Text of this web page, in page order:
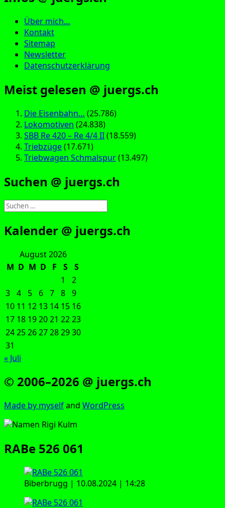
Über mich…
Kontakt
Sitemap
Newsletter
Datenschutzerklärung
Meist gelesen @ juergs.ch
Die Eisenbahn… (25.786)
Lokomotiven (24.838)
SBB Re 420 – Re 4/4 II(18.559)
Triebzüge(17.671)
Triebwagen Schmalspur(13.497)
Suchen @ juergs.ch
Suchen
nach:
Kalender @ juergs.ch
August 2026
M D M D F S
S
1
2
3 4 5 6 7 8 9
10 11 12 13 14 15 16
17 18 192021 2223
24252627282930
31
« Juli
© 2006–2026 @ juergs.ch
Made by mys­elfand Word­Press
RABe 526 061
Biber­brugg | 10.08.2024 | 14:28